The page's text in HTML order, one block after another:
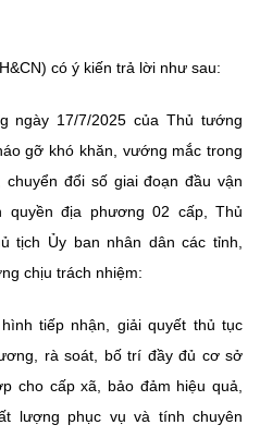
English
CÔNG NGHỆ
AND TECHNOLOGY
có ý kiến trả lời như sau:
ngày 17/7/2025 của Thủ tướng
gỡ khó khăn, vướng mắc trong
đổi số giai đoạn đầu vận
địa phương 02 cấp, Thủ
tịch Ủy ban nhân dân các tỉnh,
chịu trách nhiệm:
tiếp nhận, giải quyết thủ tục
rà soát, bố trí đầy đủ cơ sở
cho cấp xã, bảo đảm hiệu quả,
lượng phục vụ và tính chuyên